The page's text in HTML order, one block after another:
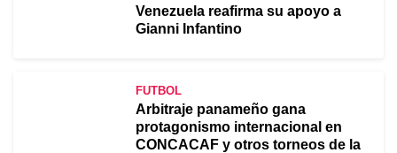
Venezuela reafirma su apoyo a
Gianni Infantino
FUTBOL
Arbitraje panameño gana
protagonismo internacional en
CONCACAF y otros torneos de la